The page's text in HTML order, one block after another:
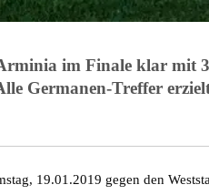
im Finale klar mit
Germanen-Treffer
19.01.2019 gegen den